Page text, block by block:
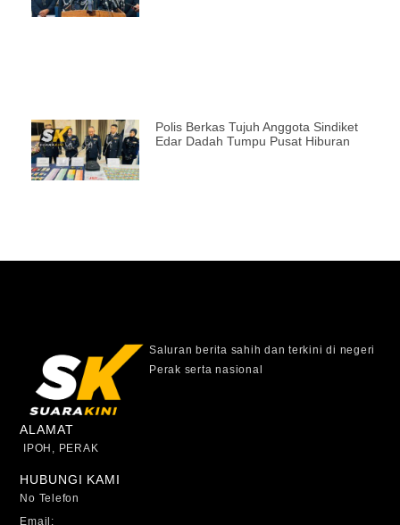
Polis Berkas Tujuh Anggota Sindiket
Edar Dadah Tumpu Pusat Hiburan
Saluran berita sahih dan terkini di negeri
Perak serta nasional
ALAMAT
IPOH, PERAK
HUBUNGI KAMI
No Telefon
Email: